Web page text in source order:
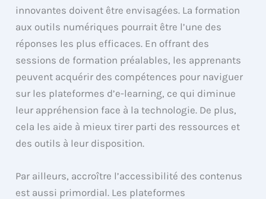
innovantes doivent être envisagées. La formation
aux outils numériques pourrait être l’une des
réponses les plus efficaces. En offrant des
sessions de formation préalables, les apprenants
peuvent acquérir des compétences pour naviguer
sur les plateformes d’e-learning, ce qui diminue
leur appréhension face à la technologie. De plus,
cela les aide à mieux tirer parti des ressources et
des outils à leur disposition.
Par ailleurs, accroître l’accessibilité des contenus
est aussi primordial. Les plateformes